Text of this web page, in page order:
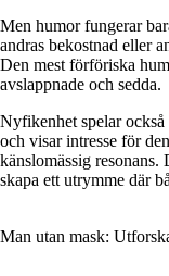
Men humor fungerar
andras bekostnad eller
Den mest förföriska
avslappnade och sedda.
Nyfikenhet spelar
och visar intresse för
känslomässig
skapa ett utrymme där
Man utan mask: